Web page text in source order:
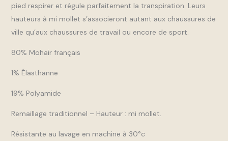
pied respirer et régule parfaitement la transpiration. Leurs
hauteurs à mi mollet s’associeront autant aux chaussures de
ville qu’aux chaussures de travail ou encore de sport.
80% Mohair français
1% Élasthanne
19% Polyamide
Remaillage traditionnel – Hauteur : mi mollet.
Résistante au lavage en machine à 30°c